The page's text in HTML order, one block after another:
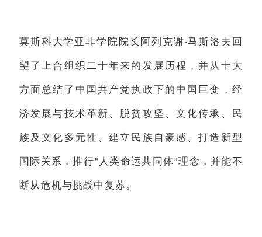
莫斯科大学亚非学院院长阿列克谢·马斯洛夫回
望了上合组织二十年来的发展历程，并从十大
方面总结了中国共产党执政下的中国巨变，经
济发展与技术革新、脱贫攻坚、文化传承、民
族及文化多元性、建立民族自豪感、打造新型
国际关系，推行“ 人类命运共同体”理念，并能不
断从危机与挑战中复苏。